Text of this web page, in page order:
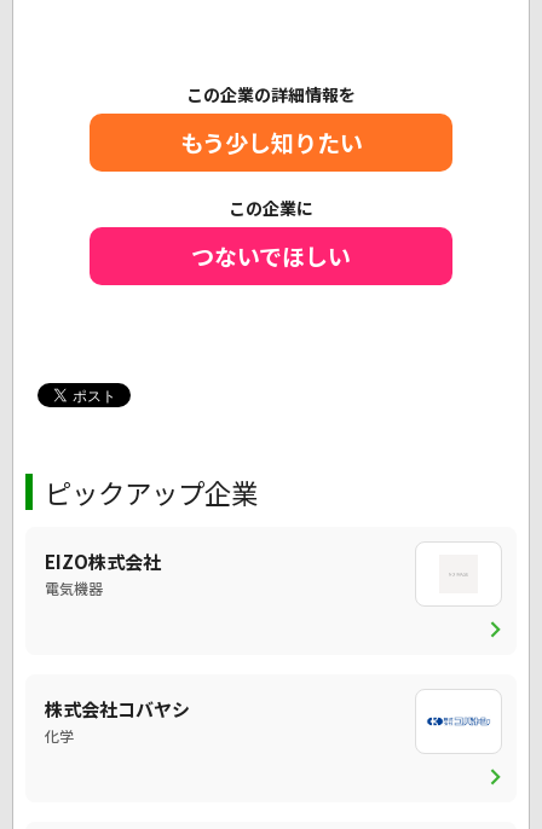
この企業の詳細情報を
もう少し知りたい
この企業に
つないでほしい
ピックアップ企業
EIZO株式会社
電気機器
chevron_right
株式会社コバヤシ
化学
chevron_right